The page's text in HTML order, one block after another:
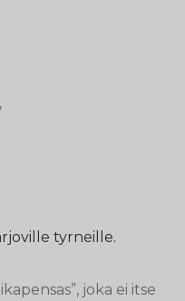
tyrneille.
joka ei itse